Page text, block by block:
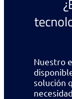
Nuestro
solución